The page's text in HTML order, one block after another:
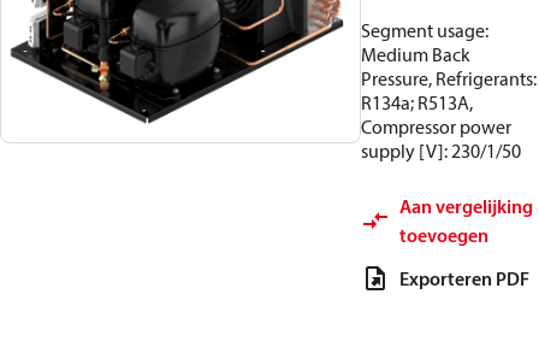
Segment usage:
Medium Back
Pressure, Refrigerants:
R134a; R513A,
Compressor power
supply [V]: 230/1/50
Aan vergelijking
toevoegen
Exporteren PDF